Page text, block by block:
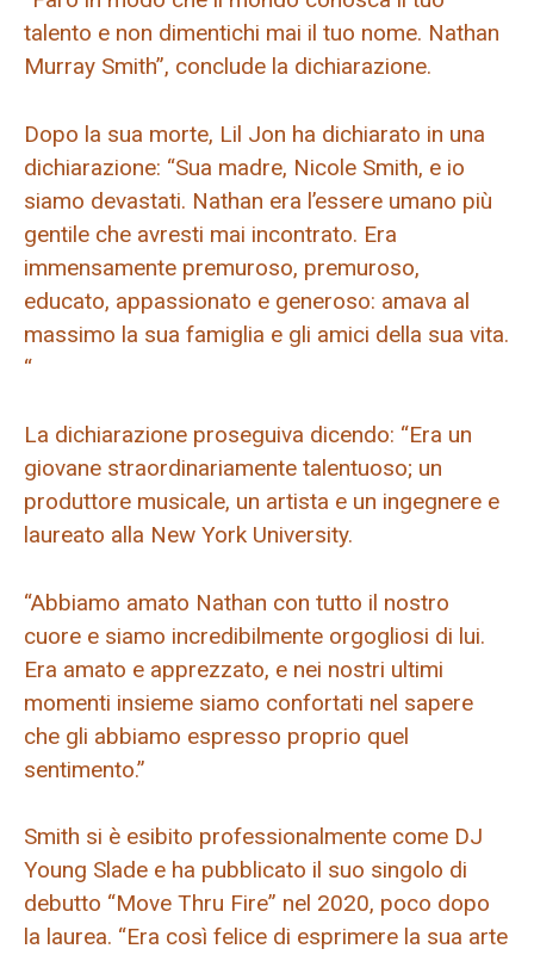
talento e non dimentichi mai il tuo nome. Nathan
Murray Smith”, conclude la dichiarazione.
Dopo la sua morte, Lil Jon ha dichiarato in una
dichiarazione: “Sua madre, Nicole Smith, e io
siamo devastati. Nathan era l’essere umano più
gentile che avresti mai incontrato. Era
immensamente premuroso, premuroso,
educato, appassionato e generoso: amava al
massimo la sua famiglia e gli amici della sua vita.
“
La dichiarazione proseguiva dicendo: “Era un
giovane straordinariamente talentuoso; un
produttore musicale, un artista e un ingegnere e
laureato alla New York University.
“Abbiamo amato Nathan con tutto il nostro
cuore e siamo incredibilmente orgogliosi di lui.
Era amato e apprezzato, e nei nostri ultimi
momenti insieme siamo confortati nel sapere
che gli abbiamo espresso proprio quel
sentimento.”
Smith si è esibito professionalmente come DJ
Young Slade e ha pubblicato il suo singolo di
debutto “Move Thru Fire” nel 2020, poco dopo
la laurea. “Era così felice di esprimere la sua arte